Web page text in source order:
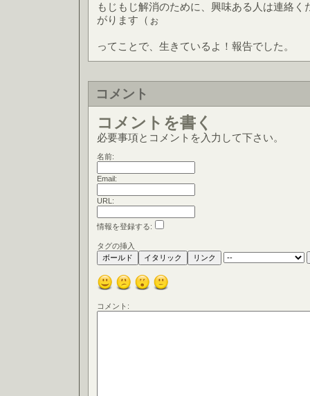
もじもじ解消のために、興味ある人は連絡
がります（ぉ
ってことで、生きているよ！報告でした。
コメント
コメントを書く
必要事項とコメントを入力して下さい。
名前:
Email:
URL:
情報を登録する:
タグの挿入
コメント: